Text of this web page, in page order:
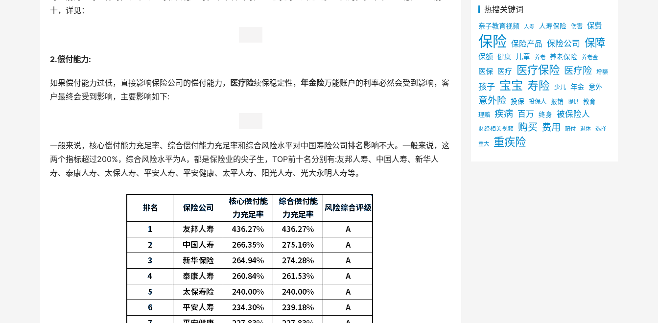
十，详见：
如果偿付能力过低，直接影响保险公司的偿付能力， 医疗险续保稳定性，年金险
万能账户的利率必然会受到影响，客
户最终会受到影响，主要影响如下:
一般来说，核心偿付能力充足率、综合偿付能力充足率和综合风险水平对中国寿险公司排名影响不大。一般来说，这
热搜关键词
亲子教育视频 人寿 人寿保险 伤害 保费
保险 保险产品 保险公司 保障
保额 健康 儿童 养老 养老保险 养老金
医保 医疗 医疗保险 医疗险 增额
孩子 宝宝 寿险 少儿 年金 意外
意外险 投保 投保人 报销 提供
教育
理赔 疾病 百万 终身 被保险人
财经相关视频 购买 费用 赔付 退休 选择
重大 重疾险